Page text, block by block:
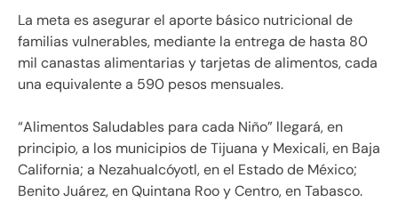
La meta es asegurar el aporte básico nutricional de
familias vulnerables, mediante la entrega de hasta 80
mil canastas alimentarias y tarjetas de alimentos, cada
una equivalente a 590 pesos mensuales.
“Alimentos Saludables para cada Niño” llegará, en
principio, a los municipios de Tijuana y Mexicali, en Baja
California; a Nezahualcóyotl, en el Estado de México;
Benito Juárez, en Quintana Roo y Centro, en Tabasco.